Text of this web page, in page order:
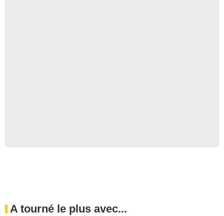
A tourné le plus avec...